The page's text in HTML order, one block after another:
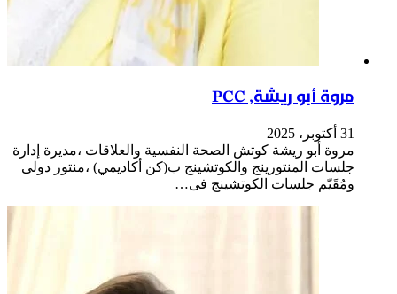
مروة أبو ريشة, PCC
31 أكتوبر، 2025
مروة أبو ريشة كوتش الصحة النفسية والعلاقات ،مديرة إدارة
جلسات المنتورينج والكوتشينج ب(كن أكاديمي) ،منتور دولى
ومُقَيّم جلسات الكوتشينج فى…